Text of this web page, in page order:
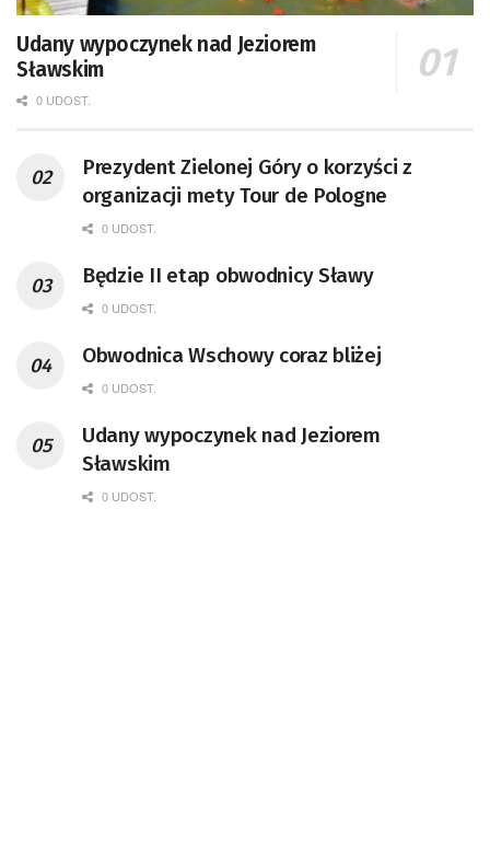
Udany wypoczynek nad Jeziorem
Sławskim
0 UDOST.
Prezydent Zielonej Góry o korzyści z
organizacji mety Tour de Pologne
0 UDOST.
Będzie II etap obwodnicy Sławy
0 UDOST.
Obwodnica Wschowy coraz bliżej
0 UDOST.
Udany wypoczynek nad Jeziorem
Sławskim
0 UDOST.